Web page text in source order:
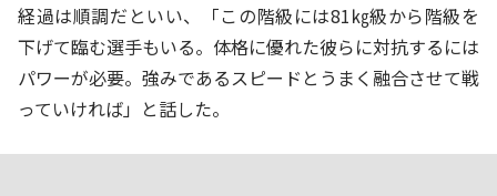
経過は順調だといい、「この階級には81㎏級から階級を
下げて臨む選手もいる。体格に優れた彼らに対抗するには
パワーが必要。強みであるスピードとうまく融合させて戦
っていければ」と話した。